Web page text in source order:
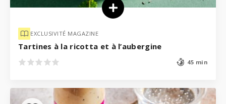
EXCLUSIVITÉ MAGAZINE
Tartines à la ricotta et à l’aubergine
45 min